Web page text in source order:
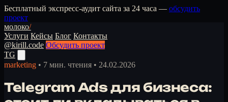
Бесплатный экспресс-аудит сайта за 24 часа — обсудить
проект
молоко/
Услуги Кейсы Блог Контакты
@kirill.code Обсудить проект
TG
marketing • 7 мин. чтения • 24.02.2026
Telegram Ads для бизнеса: